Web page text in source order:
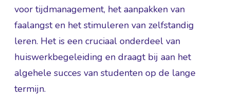
voor tijdmanagement, het aanpakken van
faalangst en het stimuleren van zelfstandig
leren. Het is een cruciaal onderdeel van
huiswerkbegeleiding en draagt bij aan het
algehele succes van studenten op de lange
termijn.